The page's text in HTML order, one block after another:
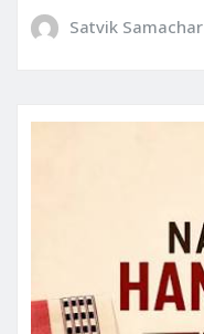
Satvik Samachar